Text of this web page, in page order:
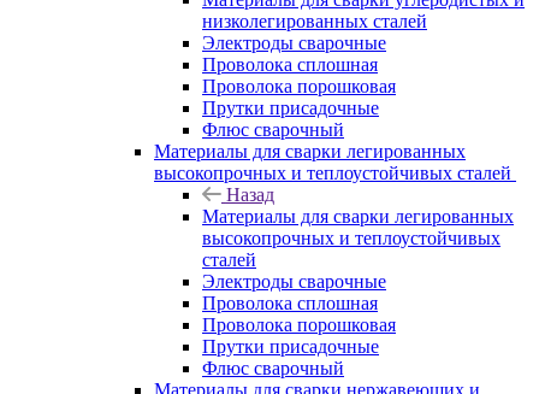
низколегированных сталей
Электроды сварочные
Проволока сплошная
Проволока порошковая
Прутки присадочные
Флюс сварочный
Материалы для сварки легированных
высокопрочных и теплоустойчивых сталей
Назад
Материалы для сварки легированных
высокопрочных и теплоустойчивых
сталей
Электроды сварочные
Проволока сплошная
Проволока порошковая
Прутки присадочные
Флюс сварочный
Материалы для сварки нержавеющих и